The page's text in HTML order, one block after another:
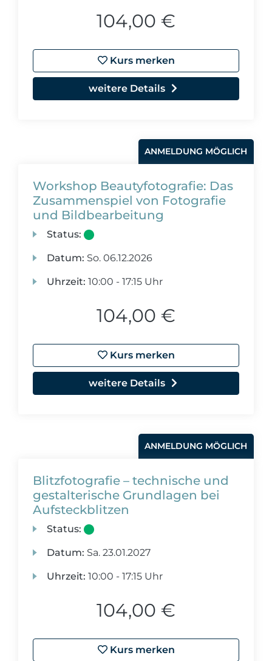
104,00 €
Kurs merken
weitere Details
ANMELDUNG MÖGLICH
Workshop Beautyfotografie: Das
Zusammenspiel von Fotografie
und Bildbearbeitung
Status:
Datum: So. 06.12.2026
Uhrzeit: 10:00 - 17:15 Uhr
104,00 €
Kurs merken
weitere Details
ANMELDUNG MÖGLICH
Blitzfotografie – technische und
gestalterische Grundlagen bei
Aufsteckblitzen
Status:
Datum: Sa. 23.01.2027
Uhrzeit: 10:00 - 17:15 Uhr
104,00 €
Kurs merken